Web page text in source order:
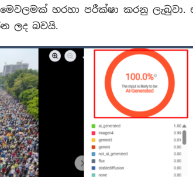
හරහා පරීක්ෂා කරනු ලැබුවා.
ලද බවයි.